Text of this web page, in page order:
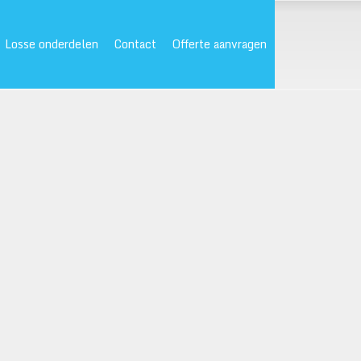
Losse onderdelen Contact Offerte aanvragen